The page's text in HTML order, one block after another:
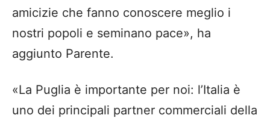
amicizie che fanno conoscere meglio i
nostri popoli e seminano pace», ha
aggiunto Parente.
«La Puglia è importante per noi: l’Italia è
uno dei principali partner commerciali della